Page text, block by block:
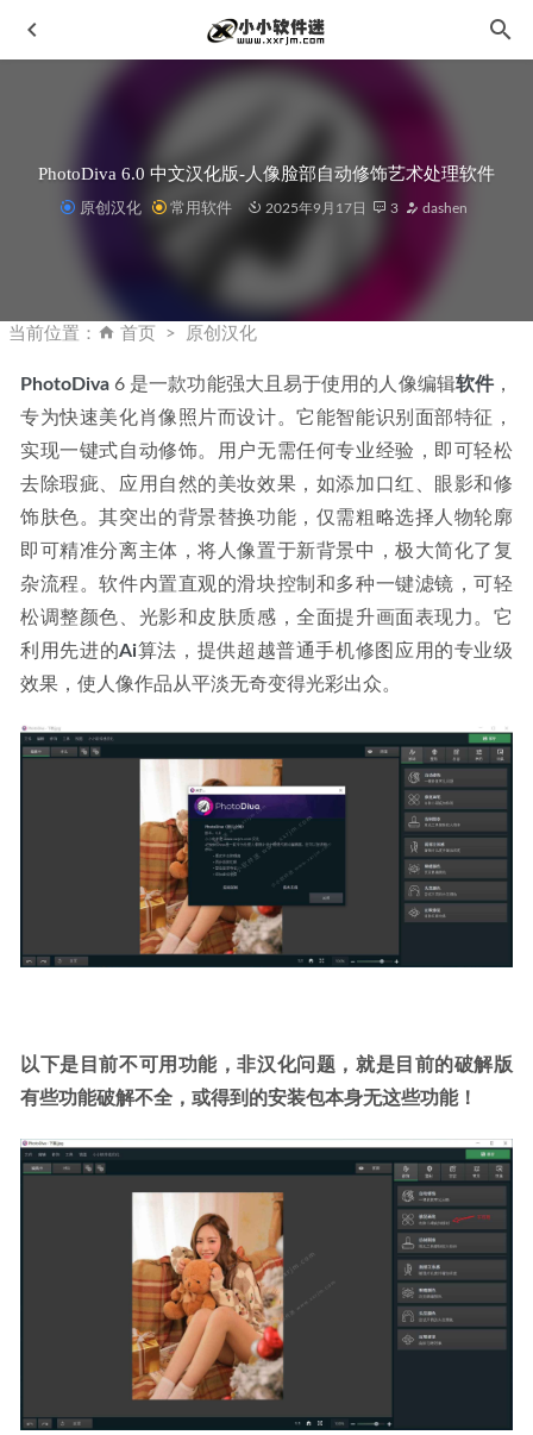
PhotoDiva 6.0 中文汉化版-人像脸部自动修饰艺术处理软件
原创汉化 常用软件 2025年9月17日 3 dashen
当前位置： 首页 原创汉化
PhotoDiva 6 是一款功能强大且易于使用的人像编辑软件，
专为快速美化肖像照片而设计。它能智能识别面部特征，
实现一键式自动修饰。用户无需任何专业经验，即可轻松
去除瑕疵、应用自然的美妆效果，如添加口红、眼影和修
饰肤色。其突出的背景替换功能，仅需粗略选择人物轮廓
即可精准分离主体，将人像置于新背景中，极大简化了复
杂流程。软件内置直观的滑块控制和多种一键滤镜，可轻
松调整颜色、光影和皮肤质感，全面提升画面表现力。它
利用先进的Ai算法，提供超越普通手机修图应用的专业级
效果，使人像作品从平淡无奇变得光彩出众。
以下是目前不可用功能，非汉化问题，就是目前的破解版
有些功能破解不全，或得到的安装包本身无这些功能！
开呗修图 2023-03-03
03
IObit Advanced SystemCare 16 Pro v16.0.1.106中文破解版
2022-11-30
Win10 安装Proteus 8+版本出现There is a problem with this
Windows Installer package问题如何解决？ 2022-10-17
Adobe Photoshop Elements 2022_v21.0.0-PS简化版 2022-09-
16